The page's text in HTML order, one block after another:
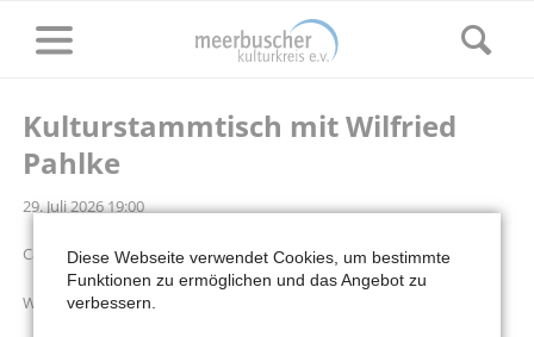
Kulturstammtisch mit Wilfried
Pahlke
29. Juli 2026 19:00
Café Leib & Seele (Dietrich-Bonhoeffer-Str. 9, 40667 Meerbusch)
Wie sieht eigentlich der Alltag eines evangelischen Pfarrers aus?
Diese Webseite verwendet Cookies, um bestimmte
Funktionen zu ermöglichen und das Angebot zu
verbessern.